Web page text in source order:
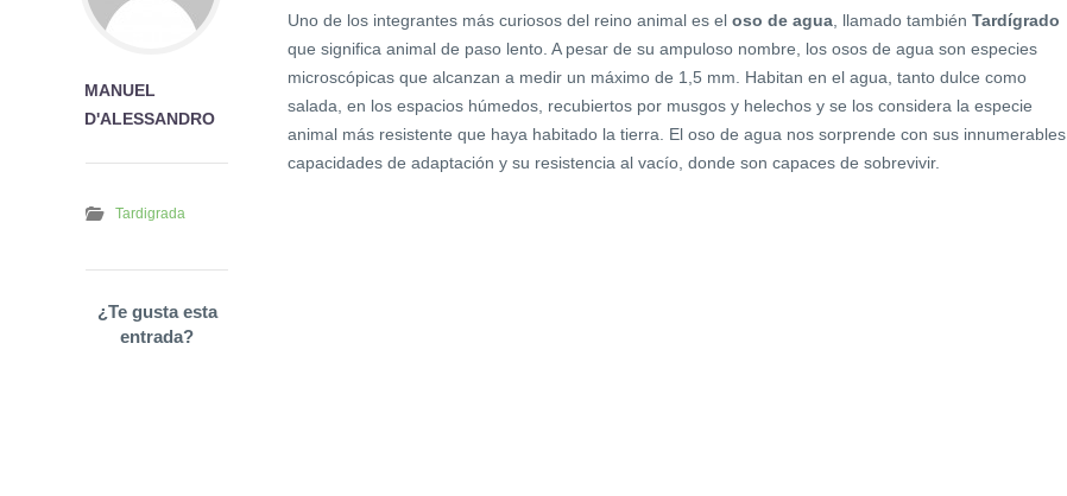
Uno de los integrantes más curiosos del reino animal es el oso de agua , llamado también Tardígrado
que significa animal de paso lento. A pesar de su ampuloso nombre, los osos de agua son especies
microscópicas que alcanzan a medir un máximo de 1,5 mm. Habitan en el agua, tanto dulce como
salada, en los espacios húmedos, recubiertos por musgos y helechos y se los considera la especie
animal más resistente que haya habitado la tierra. El oso de agua nos sorprende con sus innumerables
capacidades de adaptación y su resistencia al vacío, donde son capaces de sobrevivir.
MANUEL
D'ALESSANDRO
Tardigrada
¿Te gusta esta
entrada?